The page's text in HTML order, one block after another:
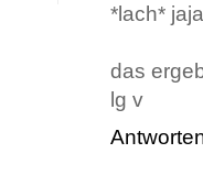
*lach*
das
lg v